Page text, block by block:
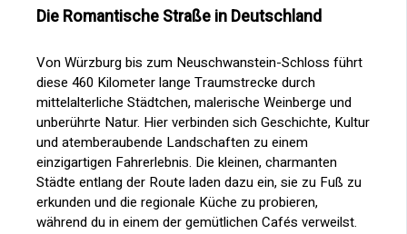
Die Romantische Straße in Deutschland
Von Würzburg bis zum Neuschwanstein-Schloss führt
diese 460 Kilometer lange Traumstrecke durch
mittelalterliche Städtchen, malerische Weinberge und
unberührte Natur. Hier verbinden sich Geschichte, Kultur
und atemberaubende Landschaften zu einem
einzigartigen Fahrerlebnis. Die kleinen, charmanten
Städte entlang der Route laden dazu ein, sie zu Fuß zu
erkunden und die regionale Küche zu probieren,
während du in einem der gemütlichen Cafés verweilst.